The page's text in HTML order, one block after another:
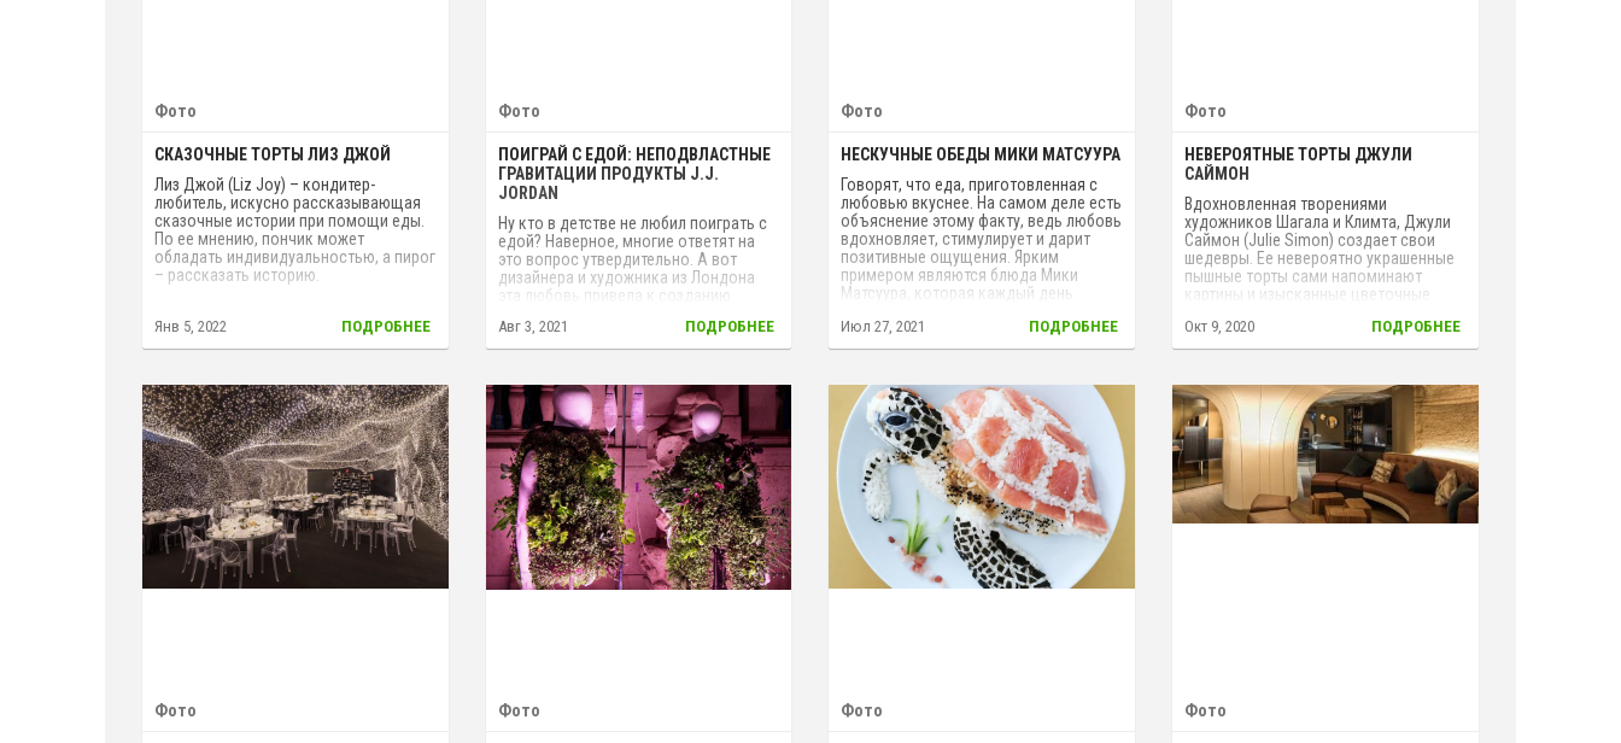
Фото
СКАЗОЧНЫЕ ТОРТЫ ЛИЗ ДЖОЙ
Лиз Джой (Liz Joy) – кондитер-
любитель, искусно рассказывающая
сказочные истории при помощи еды.
По ее мнению, пончик может
обладать индивидуальностью, а пирог
– рассказать историю.
Янв 5, 2022 ПОДРОБНЕЕ
Фото
ПОИГРАЙ С ЕДОЙ: НЕПОДВЛАСТНЫЕ
ГРАВИТАЦИИ ПРОДУКТЫ J.J.
JORDAN
Ну кто в детстве не любил поиграть с
едой? Наверное, многие ответят на
это вопрос утвердительно. А вот
дизайнера и художника из Лондона
эта любовь привела к созданию
Авг 3, 2021 ПОДРОБНЕЕ
Фото
НЕСКУЧНЫЕ ОБЕДЫ МИКИ МАТСУУРА
Говорят, что еда, приготовленная с
любовью вкуснее. На самом деле есть
объяснение этому факту, ведь любовь
вдохновляет, стимулирует и дарит
позитивные ощущения. Ярким
примером являются блюда Мики
Матсуура, которая каждый день
своего мужа и дает их ему с собой на
работу.
Июл 27, 2021 ПОДРОБНЕЕ
Фото
НЕВЕРОЯТНЫЕ ТОРТЫ ДЖУЛИ
САЙМОН
Вдохновленная творениями
художников Шагала и Климта, Джули
Саймон (Julie Simon) создает свои
шедевры. Ее невероятно украшенные
пышные торты сами напоминают
картины и изысканные цветочные
поставить их на подоконник, в центр
стола или повесить на стену, чтобы
Окт 9, 2020 ПОДРОБНЕЕ
Фото Фото Фото Фото